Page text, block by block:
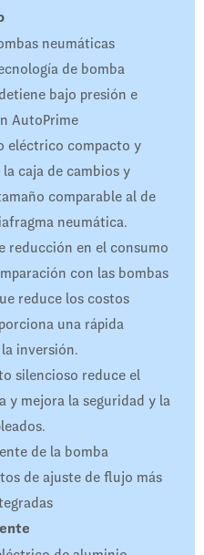
neumáticas
de bomba
bajo presión e
AutoPrime
eléctrico compacto y
caja de cambios y
comparable al de
neumática.
reducción en el consumo
con las bombas
reduce los costos
una rápida
inversión.
silencioso reduce el
y mejora la seguridad y la
de la bomba
de ajuste de flujo más